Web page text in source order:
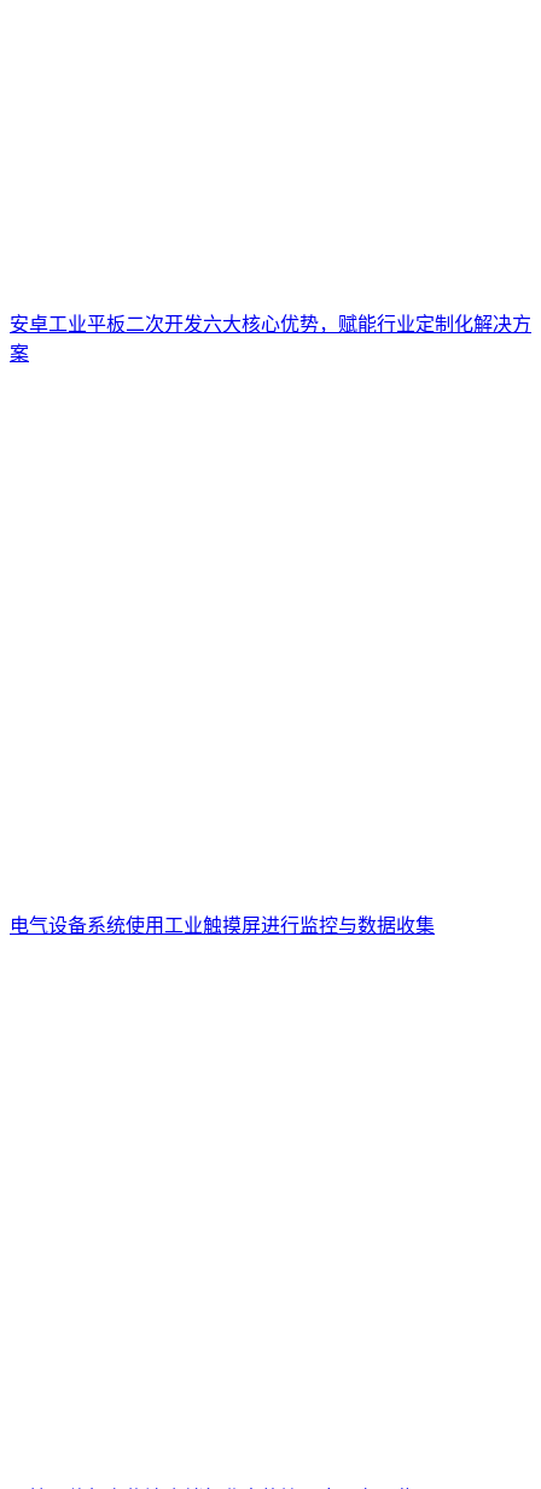
安卓工业平板二次开发六大核心优势，赋能行业定制化解决方
案
电气设备系统使用工业触摸屏进行监控与数据收集